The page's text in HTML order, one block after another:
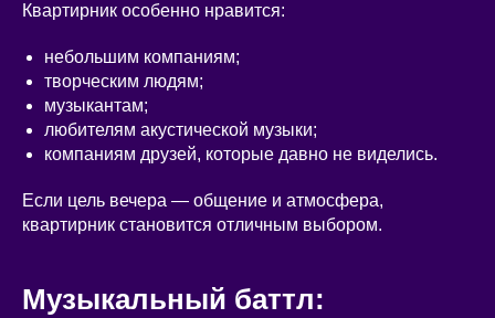
Квартирник особенно нравится:
небольшим компаниям;
творческим людям;
музыкантам;
любителям акустической музыки;
компаниям друзей, которые давно не виделись.
Если цель вечера — общение и атмосфера,
квартирник становится отличным выбором.
Музыкальный баттл: